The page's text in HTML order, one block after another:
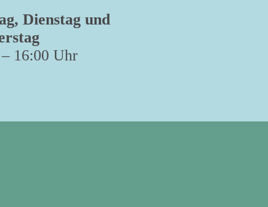
Dienstag und
16:00 Uhr